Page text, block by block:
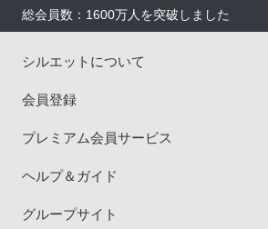
総会員数：1600万人を突破しました
シルエットについて
会員登録
プレミアム会員サービス
ヘルプ＆ガイド
グループサイト